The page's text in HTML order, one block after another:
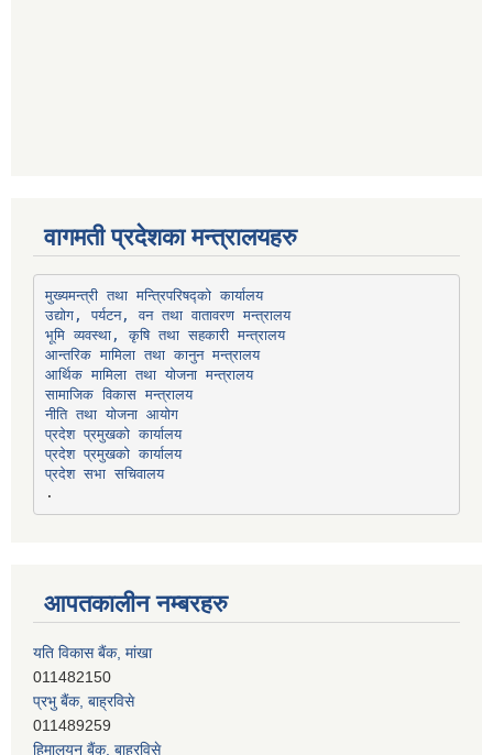
वागमती प्रदेशका मन्त्रालयहरु
मुख्यमन्त्री तथा मन्त्रिपरिषद्को कार्यालय
उद्योग, पर्यटन, वन तथा वातावरण मन्त्रालय
भूमि व्यवस्था, कृषि तथा सहकारी मन्त्रालय
आन्तरिक मामिला तथा कानुन मन्त्रालय
आर्थिक मामिला तथा योजना मन्त्रालय
सामाजिक विकास मन्त्रालय
नीति तथा योजना आयोग
प्रदेश प्रमुखको कार्यालय
प्रदेश प्रमुखको कार्यालय
प्रदेश सभा सचिवालय
आपतकालीन नम्बरहरु
यति विकास बैंक, मांखा
011482150
प्रभु बैंक, बाह्रविसे
011489259
हिमालयन बैंक, बाह्रविसे